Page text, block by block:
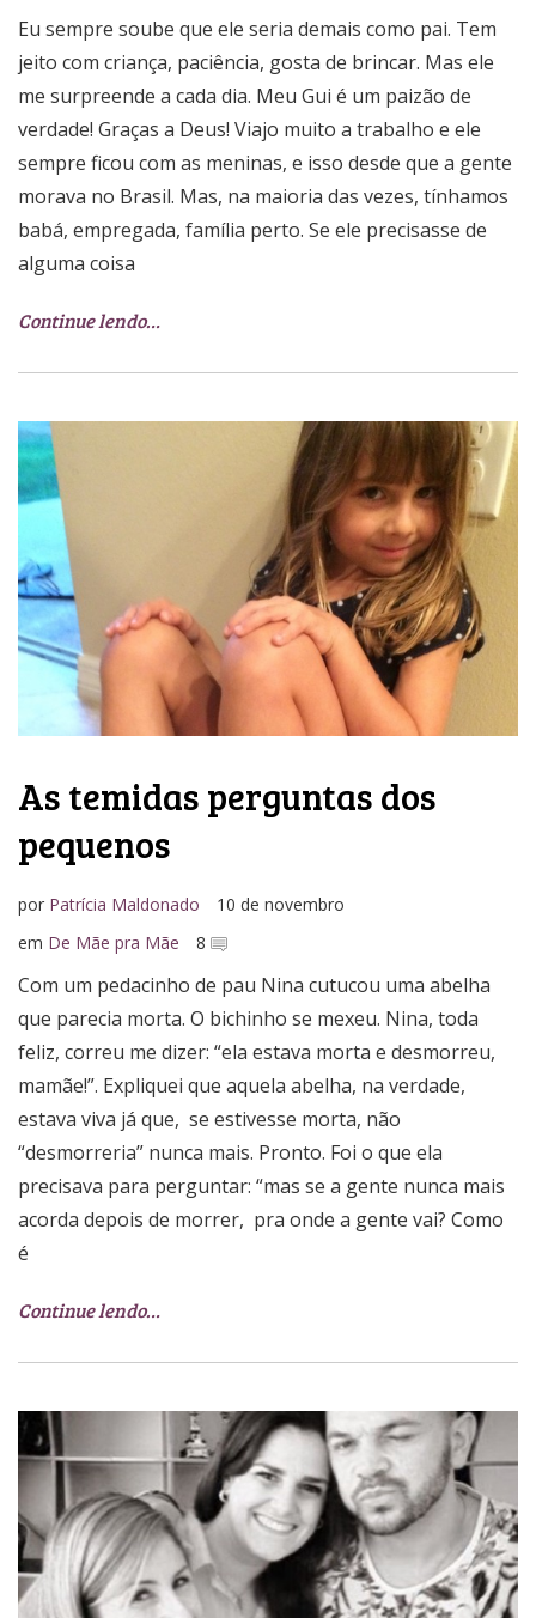
Eu sempre soube que ele seria demais como pai. Tem
jeito com criança, paciência, gosta de brincar. Mas ele
me surpreende a cada dia. Meu Gui é um paizão de
verdade! Graças a Deus! Viajo muito a trabalho e ele
sempre ficou com as meninas, e isso desde que a gente
morava no Brasil. Mas, na maioria das vezes, tínhamos
babá, empregada, família perto. Se ele precisasse de
alguma coisa
Continue lendo…
As temidas perguntas dos
pequenos
por Patrícia Maldonado
10 de novembro
em De Mãe pra Mãe 8
Com um pedacinho de pau Nina cutucou uma abelha
que parecia morta. O bichinho se mexeu. Nina, toda
feliz, correu me dizer: “ela estava morta e desmorreu,
mamãe!”. Expliquei que aquela abelha, na verdade,
estava viva já que, se estivesse morta, não
“desmorreria” nunca mais. Pronto. Foi o que ela
precisava para perguntar: “mas se a gente nunca mais
acorda depois de morrer, pra onde a gente vai? Como
é
Continue lendo…